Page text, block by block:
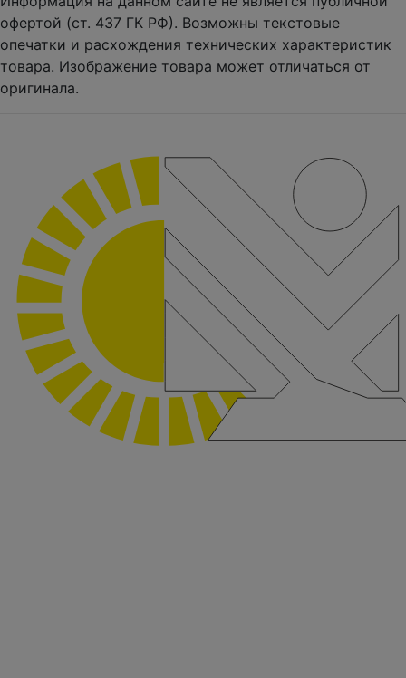
офертой (ст. 437 ГК РФ). Возможны текстовые
опечатки и расхождения технических характеристик
товара. Изображение товара может отличаться от
оригинала.